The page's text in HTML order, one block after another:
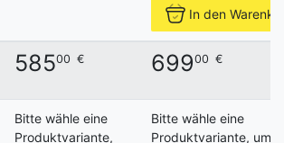
In den
58500 € 69900 €
Bitte wähle eine
Produktvariante,
Bitte wähle eine
Produktvariante, um